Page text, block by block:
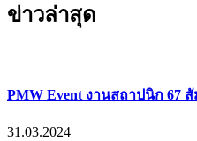
ข่าวล่าสุด
PMW Event งานสถาปนิก 67
31.03.2024